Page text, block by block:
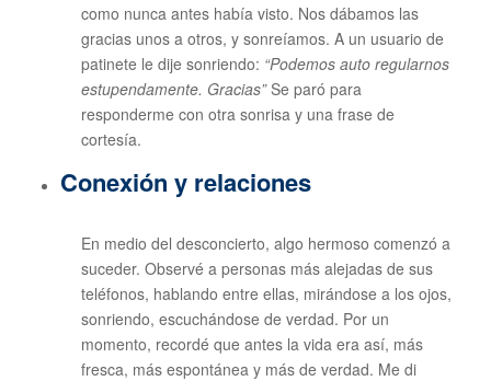
como nunca antes había visto. Nos dábamos las
gracias unos a otros, y sonreíamos. A un usuario de
patinete le dije sonriendo: “Podemos auto regularnos
estupendamente. Gracias”Se paró para
responderme con otra sonrisa y una frase de
cortesía.
Conexión y relaciones
En medio del desconcierto, algo hermoso comenzó a
suceder. Observé a personas más alejadas de sus
teléfonos, hablando entre ellas, mirándose a los ojos,
sonriendo, escuchándose de verdad. Por un
momento, recordé que antes la vida era así, más
fresca, más espontánea y más de verdad. Me di